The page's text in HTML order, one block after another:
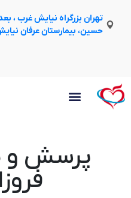
تهران بزرگراه نیایش غرب ، بعد از
حسین، بیمارستان عرفان نیایش
پرسش و